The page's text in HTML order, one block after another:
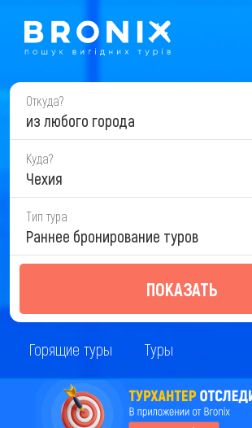
Откуда?
из любого города
Куда?
Чехия
Тип тура
Раннее бронирование туров
ПОКАЗАТЬ
Горящие туры Туры